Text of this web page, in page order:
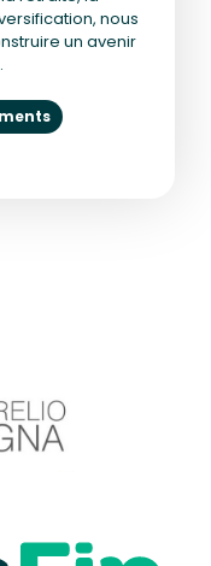
nous
un avenir